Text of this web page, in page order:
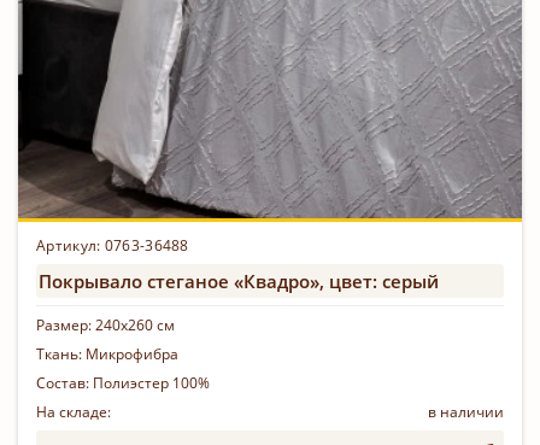
Артикул: 0763-36488
Покрывало стеганое «Квадро», цвет: серый
Размер:240х260 см
Ткань: Микрофибра
Состав: Полиэстер 100%
На складе:
в наличии